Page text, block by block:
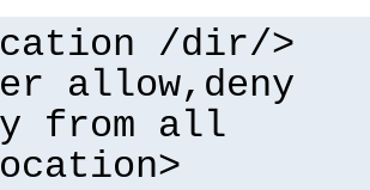
/dir/>
allow,deny
from all